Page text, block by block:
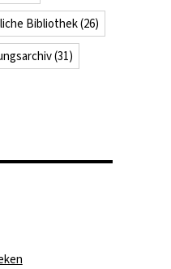
Bibliothek(26)
(31)